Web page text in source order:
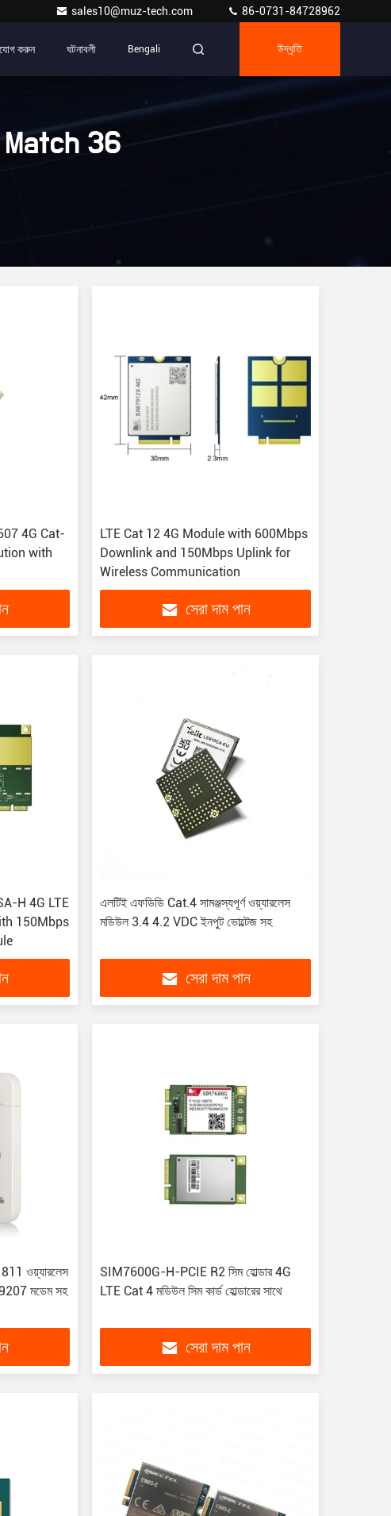
sales10@muz-tech.com 86-0731-84728962
করুন ঘটনাবলী Bengali উদ্ধৃতি
36
4G Cat-
with
LTE Cat 12 4G Module with 600Mbps
Downlink and 150Mbps Uplink for
Wireless Communication
সেরা দাম পান
H 4G LTE
150Mbps
এলটিই এফডিডি Cat.4 সামঞ্জস্যপূর্ণ ওয়্যারলেস
মডিউল 3.4 4.2 VDC ইনপুট ভোল্টেজ সহ
সেরা দাম পান
ওয়্যারলেস
9207 মডেম সহ
SIM7600G-H-PCIE R2 সিম হোল্ডার 4G
LTE Cat 4 মডিউল সিম কার্ড হোল্ডারের সাথে
সেরা দাম পান